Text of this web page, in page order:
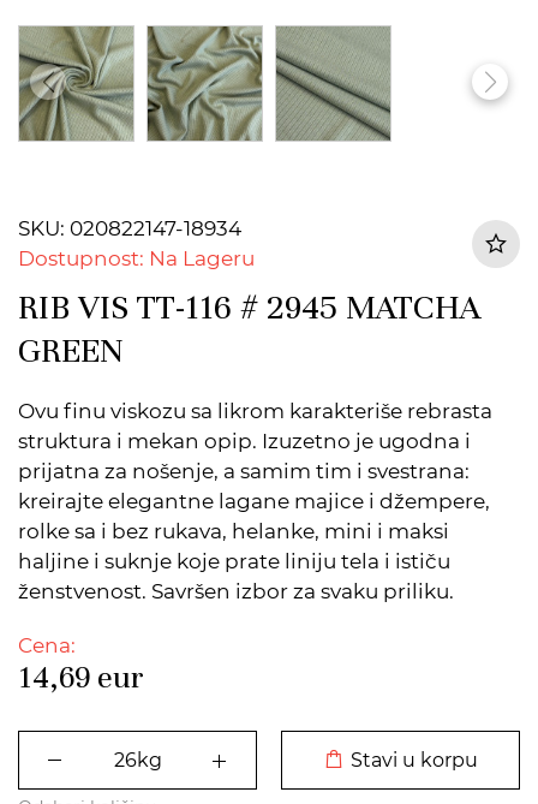
SKU: 020822147-18934
Dostupnost: Na Lageru
RIB VIS TT-116 # 2945 MATCHA
GREEN
Ovu finu viskozu sa likrom karakteriše rebrasta
struktura i mekan opip. Izuzetno je ugodna i
prijatna za nošenje, a samim tim i svestrana:
kreirajte elegantne lagane majice i džempere,
rolke sa i bez rukava, helanke, mini i maksi
haljine i suknje koje prate liniju tela i ističu
ženstvenost. Savršen izbor za svaku priliku.
Cena:
14,69 eur
Stavi u korpu